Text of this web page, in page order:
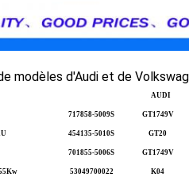
modèles d'Audi et de
AUDI
717858-5009S GT1749V
454135-5010S GT20
701855-5006S GT1749V
53049700022 K04